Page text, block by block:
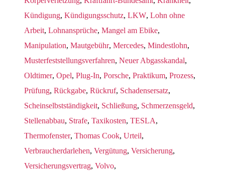
Kündigung, Kündigungsschutz, LKW, Lohn ohne
Arbeit, Lohnansprüche, Mangel am Ebike,
Manipulation, Mautgebühr, Mercedes, Mindestlohn,
Musterfeststellungsverfahren, Neuer Abgasskandal,
Oldtimer, Opel, Plug-In, Porsche, Praktikum, Prozess,
Prüfung, Rückgabe, Rückruf, Schadensersatz,
Scheinselbstständigkeit, Schließung, Schmerzensgeld,
Stellenabbau, Strafe, Taxikosten, TESLA,
Thermofenster, Thomas Cook, Urteil,
Verbraucherdarlehen, Vergütung, Versicherung,
Versicherungsvertrag, Volvo,